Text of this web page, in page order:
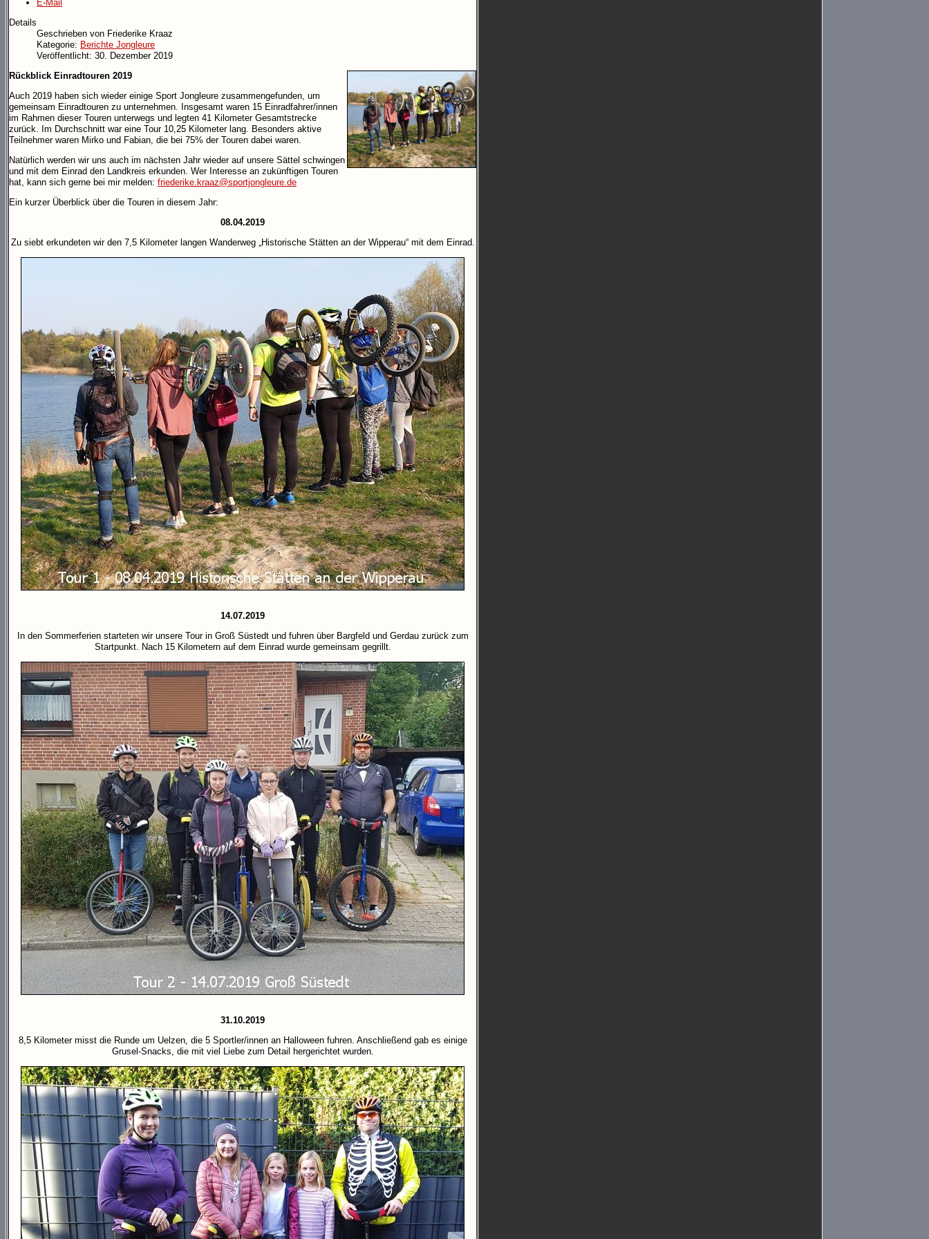
E-Mail
Details
Geschrieben von Friederike Kraaz
Kategorie: Berichte Jongleure
Veröffentlicht: 30. Dezember 2019
Rückblick Einradtouren 2019
Auch 2019 haben sich wieder einige Sport Jongleure zusammengefunden, um
gemeinsam Einradtouren zu unternehmen. Insgesamt waren 15 Einradfahrer/innen
im Rahmen dieser Touren unterwegs und legten 41 Kilometer Gesamtstrecke
zurück. Im Durchschnitt war eine Tour 10,25 Kilometer lang. Besonders aktive
Teilnehmer waren Mirko und Fabian, die bei 75% der Touren dabei waren.
Natürlich werden wir uns auch im nächsten Jahr wieder auf unsere Sättel schwingen
und mit dem Einrad den Landkreis erkunden. Wer Interesse an zukünftigen Touren
hat, kann sich gerne bei mir melden: friederike.kraaz@sportjongleure.de
Ein kurzer Überblick über die Touren in diesem Jahr:
08.04.2019
Zu siebt erkundeten wir den 7,5 Kilometer langen Wanderweg „Historische Stätten an der Wipperau“ mit dem Einrad.
14.07.2019
In den Sommerferien starteten wir unsere Tour in Groß Süstedt und fuhren über Bargfeld und Gerdau zurück zum
Startpunkt. Nach 15 Kilometern auf dem Einrad wurde gemeinsam gegrillt.
31.10.2019
8,5 Kilometer misst die Runde um Uelzen, die 5 Sportler/innen an Halloween fuhren. Anschließend gab es einige
Grusel-Snacks, die mit viel Liebe zum Detail hergerichtet wurden.